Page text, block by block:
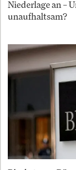
Niederlage an –
unaufhaltsam?